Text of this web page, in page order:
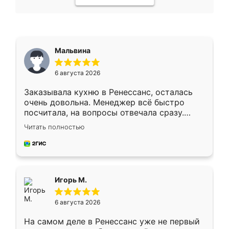
Мальвина
6 августа 2026
Заказывала кухню в Ренессанс, осталась
очень довольна. Менеджер всё быстро
посчитала, на вопросы отвечала сразу.
Замерщик приехал в субботу, подошёл к
делу со всей ответственностью. Собрали
за день, ребята работали аккуратно, даже
Читать полностью
Игорь М.
6 августа 2026
На самом деле в Ренессанс уже не первый